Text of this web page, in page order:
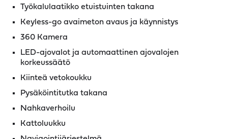
Työkalulaatikko etuistuinten takana
Keyless-go avaimeton avaus ja käynnistys
360 Kamera
LED-ajovalot ja automaattinen ajovalojen
korkeussäätö
Kiinteä vetokoukku
Pysäköintitutka takana
Nahkaverhoilu
Kattoluukku